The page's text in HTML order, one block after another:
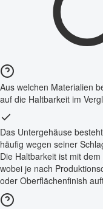
Aus welchen Materialien
auf die Haltbarkeit im
Das Untergehäuse
häufig wegen seiner
Die Haltbarkeit ist mit
wobei je nach
oder Oberflächenfinish